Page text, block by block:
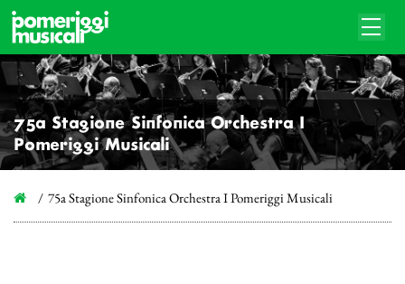
75a Stagione Sinfonica Orchestra I
Pomeriggi Musicali
75a Stagione Sinfonica Orchestra I Pomeriggi Musicali